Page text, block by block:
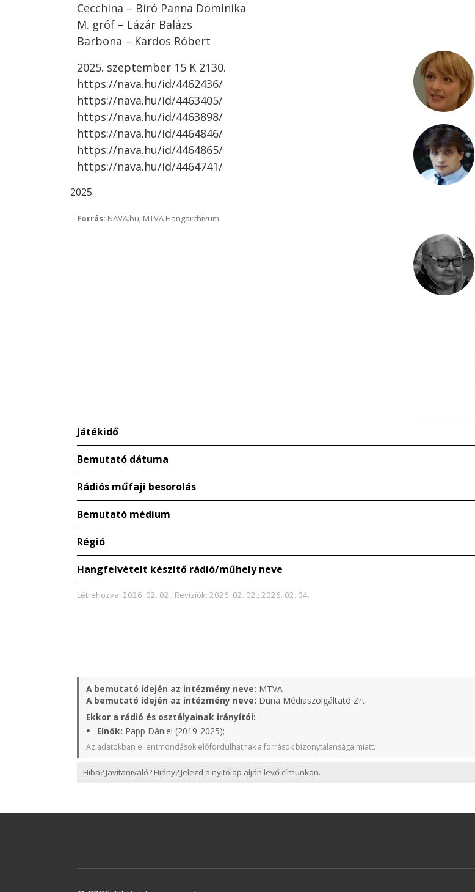
Cecchina – Bíró Panna Dominika
M. gróf – Lázár Balázs
Barbona – Kardos Róbert
2025. szeptember 15 K 2130.
https://nava.hu/id/4462436/
https://nava.hu/id/4463405/
https://nava.hu/id/4463898/
https://nava.hu/id/4464846/
https://nava.hu/id/4464865/
https://nava.hu/id/4464741/
Forrás: NAVA.hu; MTVA Hangarchívum
Játékidő
Bemutató dátuma
Rádiós műfaji besorolás
Bemutató médium
Régió
Hangfelvételt készítő rádió/műhely neve
Létrehozva: 2026. 02. 02.; Revíziók: 2026. 02. 02.; 2026. 02. 04.
A bemutató idején az intézmény neve: MTVA
A bemutató idején az intézmény neve: Duna Médiaszolgáltató Zrt.
Ekkor a rádió és osztályainak irányítói:
Elnök: Papp Dániel (2019-2025);
Az adatokban ellentmondások előfordulhatnak a források bizonytalansága miatt.
Hiba? Javítanivaló? Hiány? Jelezd a nyitólap alján levő címünkön.